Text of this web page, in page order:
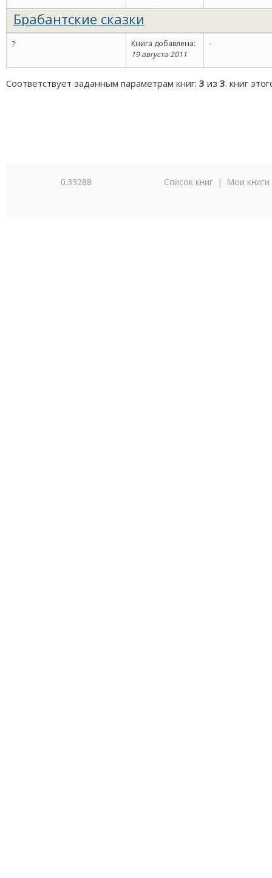
Брабантские сказки
?
Книга добавлена:
19 августа 2011
-
Соответствует заданным параметрам книг: 3 из 3. книг
0.33288 Список книг | Мои книги